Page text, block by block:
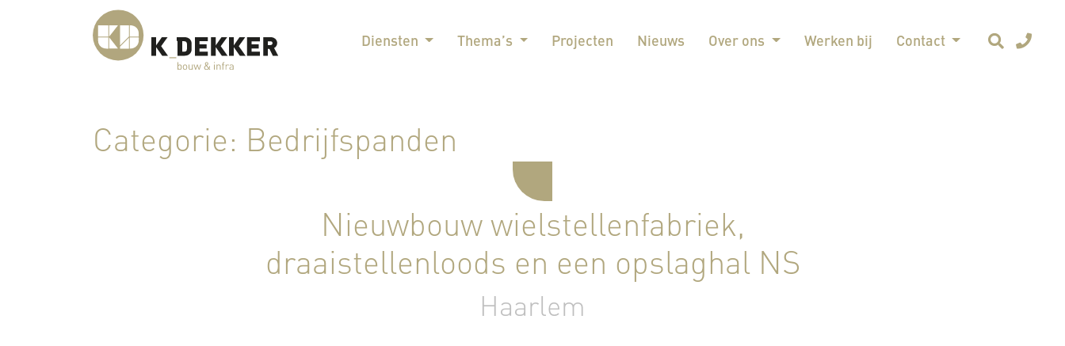
Diensten Thema’s Projecten Nieuws Over ons Werken bij Contact
Categorie: Bedrijfspanden
Nieuwbouw wielstellenfabriek,
draaistellenloods en een opslaghal NS
Haarlem